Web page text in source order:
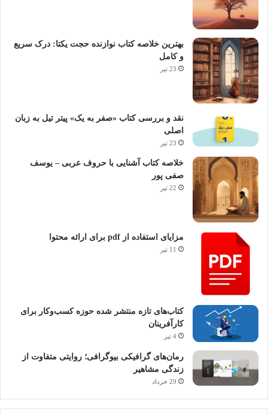
بهترین خلاصه کتاب نوازنده حجت یکتا: درک سریع
و کامل
23 تیر
نقد و بررسی کتاب «صفر به یک» پیتر تیل به زبان
اصلی
23 تیر
خلاصه کتاب آشنایی با حروف عربی – یوسف
صفی پور
22 تیر
مزایای استفاده از pdf برای ارائه محتوا
11 تیر
کتاب‌های تازه منتشر شده حوزه کسب‌وکار برای
کارآفرینان
4 تیر
رمان‌های گرافیکی بیوگرافی؛ روایتی متفاوت از
زندگی مشاهیر
29 خرداد